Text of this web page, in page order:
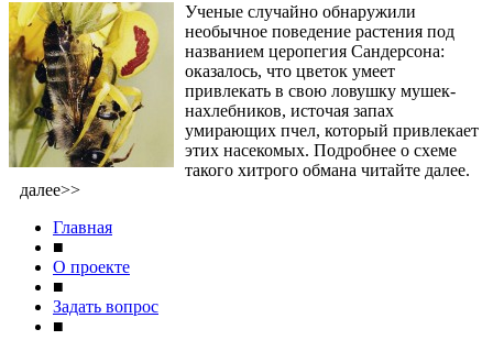
Ученые случайно обнаружили
необычное поведение растения под
названием церопегия Сандерсона:
оказалось, что цветок умеет
привлекать в свою ловушку мушек-
нахлебников, источая запах
умирающих пчел, который привлекает
этих насекомых. Подробнее о схеме
такого хитрого обмана читайте далее.
далее>>
Главная
■
О проекте
■
Задать вопрос
■